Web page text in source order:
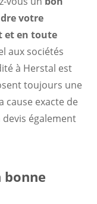
votre
et en toute
aux sociétés
à Herstal est
toujours une
exacte de
devis également
bonne